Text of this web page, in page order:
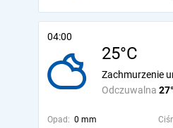
04:00
25°C
Odczuwalna
Zachmurzenie
Opad: 0 mm